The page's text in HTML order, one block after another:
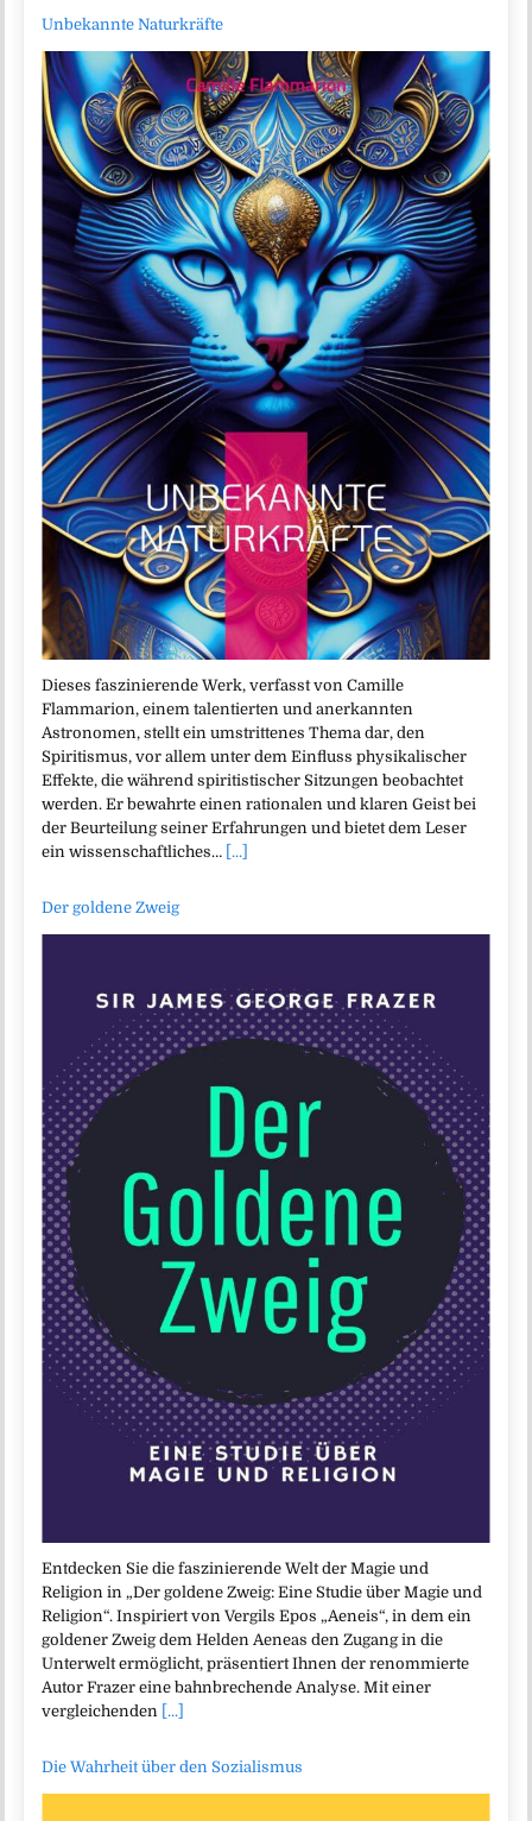
Unbekannte Naturkräfte
Dieses faszinierende Werk, verfasst von Camille
Flammarion, einem talentierten und anerkannten
Astronomen, stellt ein umstrittenes Thema dar, den
Spiritismus, vor allem unter dem Einfluss physikalischer
Effekte, die während spiritistischer Sitzungen beobachtet
werden. Er bewahrte einen rationalen und klaren Geist bei
der Beurteilung seiner Erfahrungen und bietet dem Leser
ein wissenschaftliches… [...]
Der goldene Zweig
Entdecken Sie die faszinierende Welt der Magie und
Religion in „Der goldene Zweig: Eine Studie über Magie und
Religion“. Inspiriert von Vergils Epos „Aeneis“, in dem ein
goldener Zweig dem Helden Aeneas den Zugang in die
Unterwelt ermöglicht, präsentiert Ihnen der renommierte
Autor Frazer eine bahnbrechende Analyse. Mit einer
vergleichenden [...]
Die Wahrheit über den Sozialismus